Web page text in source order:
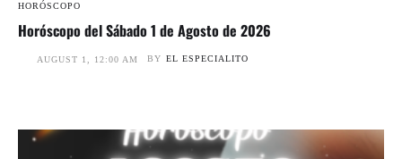
HORÓSCOPO
Horóscopo del Sábado 1 de Agosto de 2026
AUGUST 1, 12:00 AM BY EL ESPECIALITO